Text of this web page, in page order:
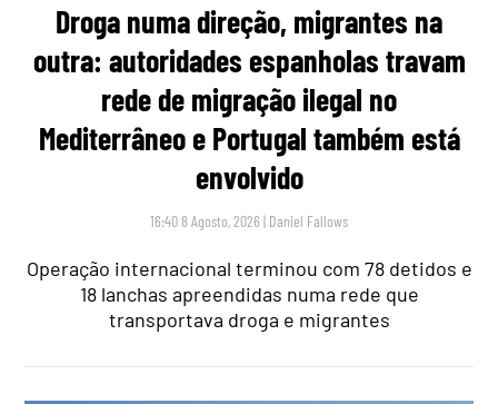
Droga numa direção, migrantes na
outra: autoridades espanholas travam
rede de migração ilegal no
Mediterrâneo e Portugal também está
envolvido
16:40 8 Agosto, 2026 | Daniel Fallows
Operação internacional terminou com 78 detidos e
18 lanchas apreendidas numa rede que
transportava droga e migrantes